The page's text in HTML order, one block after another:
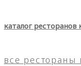
каталог ресторанов
все рестораны